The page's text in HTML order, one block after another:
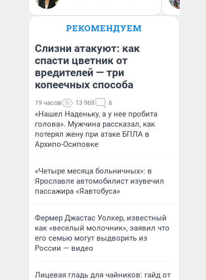
РЕКОМЕНДУЕМ
Слизни атакуют: как
спасти цветник от
вредителей — три
копеечных способа
19 часов 13 969 6
«Нашел Наденьку, а у нее пробита
голова». Мужчина рассказал, как
потерял жену при атаке БПЛА в
Архипо-Осиповке
«Четыре месяца больничных»: в
Ярославле автомобилист изувечил
пассажира «Яавтобуса»
Фермер Джастас Уолкер, известный
как «веселый молочник», заявил что
его семью могут выдворить из
России — видео
Лицевая гладь для чайников: гайд от